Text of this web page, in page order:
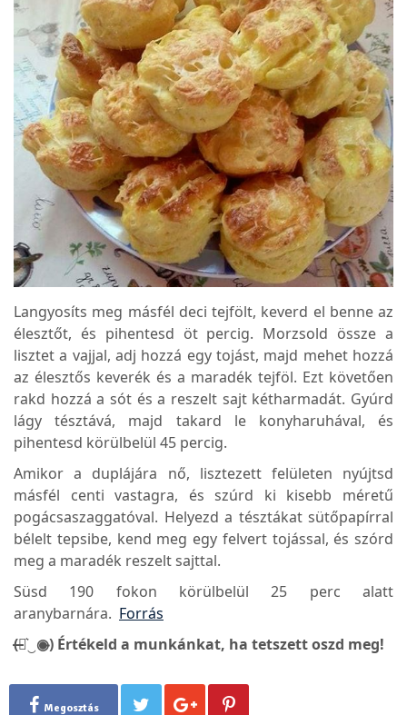
Langyosíts meg másfél deci tejfölt, keverd el benne az
élesztőt, és pihentesd öt percig. Morzsold össze a
lisztet a vajjal, adj hozzá egy tojást, majd mehet hozzá
az élesztős keverék és a maradék tejföl. Ezt követően
rakd hozzá a sót és a reszelt sajt kétharmadát. Gyúrd
lágy tésztává, majd takard le konyharuhával, és
pihentesd körülbelül 45 percig.
Amikor a duplájára nő, lisztezett felületen nyújtsd
másfél centi vastagra, és szúrd ki kisebb méretű
pogácsaszaggatóval. Helyezd a tésztákat sütőpapírral
bélelt tepsibe, kend meg egy felvert tojással, és szórd
meg a maradék reszelt sajttal.
Süsd 190 fokon körülbelül 25 perc alatt
aranybarnára. Forrás
(̶◉͛‿◉̶) Értékeld a munkánkat, ha tetszett oszd meg!
Megosztás